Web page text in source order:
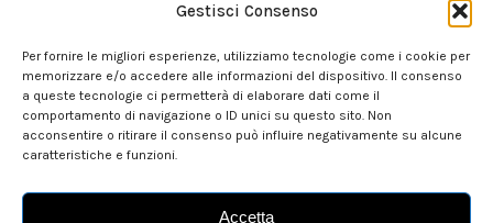
Gestisci Consenso
Per fornire le migliori esperienze, utilizziamo tecnologie come i cookie per
memorizzare e/o accedere alle informazioni del dispositivo. Il consenso
a queste tecnologie ci permetterà di elaborare dati come il
comportamento di navigazione o ID unici su questo sito. Non
acconsentire o ritirare il consenso può influire negativamente su alcune
caratteristiche e funzioni.
Accetta
Go shopping?
Our store is here for you.